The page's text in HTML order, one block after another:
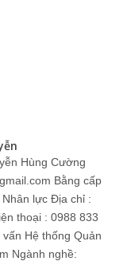
Hùng Cường
Bằng cấp
lực Địa chỉ :
thoại : 0988 833
Hệ thống Quản
Ngành nghề: